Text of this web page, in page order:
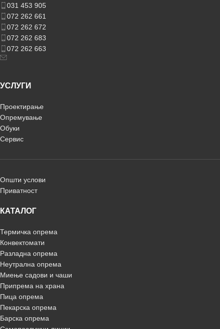
031 453 905
072 262 661
072 262 672
072 262 683
072 262 663
УСЛУГИ
Проектирање
Опремување
Обуки
Сервис
Општи услови
Приватност
КАТАЛОГ
Термичка опрема
Конвектомати
Разладна опрема
Неутрална опрема
Миење садови и чаши
Припрема на храна
Пица опрема
Пекарска опрема
Барска опрема